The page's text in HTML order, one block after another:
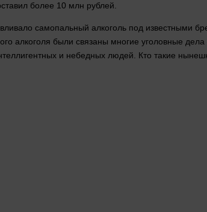
более 10 млн рублей
самопальный алкоголь под известными
алкоголя были связаны многие уголовные дела
и небедных людей . Кто такие